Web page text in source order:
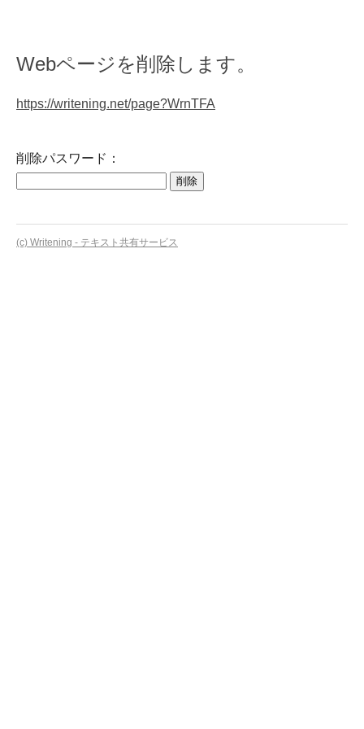
Webページを削除します。
https://writening.net/page?WrnTFA
削除パスワード：
(c) Writening - テキスト共有サービス